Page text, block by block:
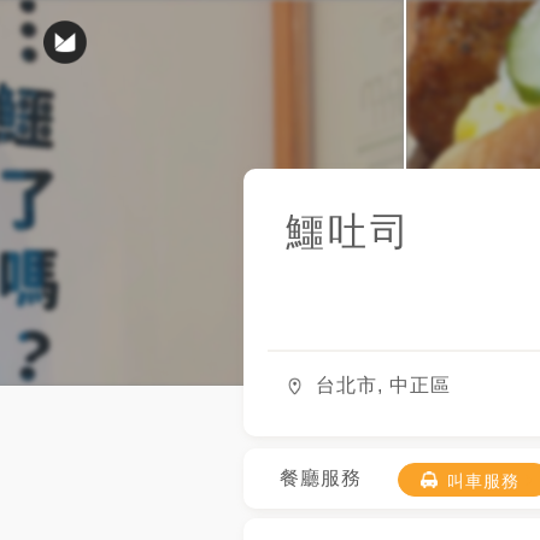
鱷吐司
台北市, 中正區
餐廳服務 叫車服務